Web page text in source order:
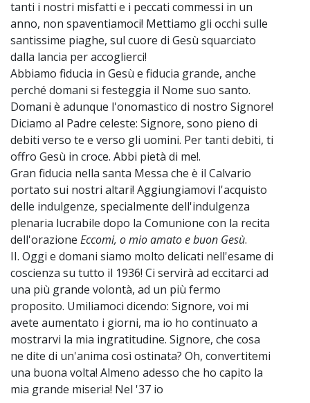
tanti i nostri misfatti e i peccati commessi in un
anno, non spaventiamoci! Mettiamo gli occhi sulle
santissime piaghe, sul cuore di Gesù squarciato
dalla lancia per accoglierci!
Abbiamo fiducia in Gesù e fiducia grande, anche
perché domani si festeggia il Nome suo santo.
Domani è adunque l'onomastico di nostro Signore!
Diciamo al Padre celeste: Signore, sono pieno di
debiti verso te e verso gli uomini. Per tanti debiti, ti
offro Gesù in croce. Abbi pietà di me!.
Gran fiducia nella santa Messa che è il Calvario
portato sui nostri altari! Aggiungiamovi l'acquisto
delle indulgenze, specialmente dell'indulgenza
plenaria lucrabile dopo la Comunione con la recita
dell'orazione Eccomi, o mio amato e buon Gesù.
II. Oggi e domani siamo molto delicati nell'esame di
coscienza su tutto il 1936! Ci servirà ad eccitarci ad
una più grande volontà, ad un più fermo
proposito. Umiliamoci dicendo: Signore, voi mi
avete aumentato i giorni, ma io ho continuato a
mostrarvi la mia ingratitudine. Signore, che cosa
ne dite di un'anima così ostinata? Oh, convertitemi
una buona volta! Almeno adesso che ho capito la
mia grande miseria! Nel '37 io